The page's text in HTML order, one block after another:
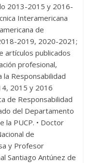
2013-2015 y 2016-
Interamericana
de
2019, 2020-2021;
artículos publicados
profesional,
la Responsabilidad
2015 y 2016
de Responsabilidad
del Departamento
la PUCP. • Doctor
de
y Profesor
Santiago Antúnez de